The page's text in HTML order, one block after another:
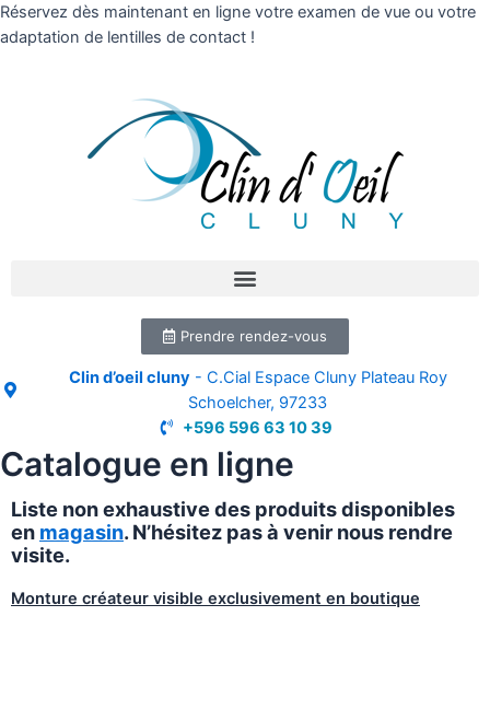
Réservez dès maintenant en ligne votre examen de vue ou votre
adaptation de lentilles de contact !
Prendre rendez-vous
Clin d’oeil cluny- C.Cial Espace Cluny Plateau Roy
Schoelcher, 97233
+596 596 63 10 39
Catalogue en ligne
Liste non exhaustive des produits disponibles
en magasin. N’hésitez pas à venir nous rendre
visite.
Monture créateur visible exclusivement en boutique